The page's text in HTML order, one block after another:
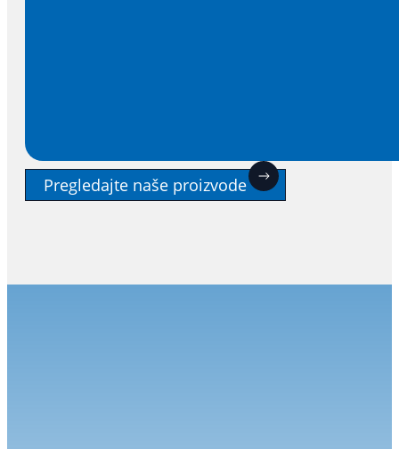
Pregledajte naše proizvode